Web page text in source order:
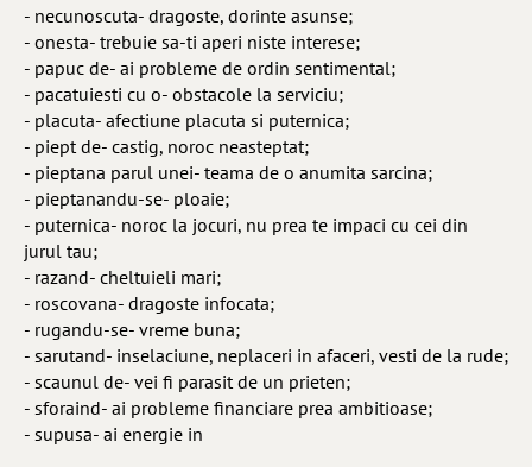
- necunoscuta- dragoste, dorinte asunse;
- onesta- trebuie sa-ti aperi niste interese;
- papuc de- ai probleme de ordin sentimental;
- pacatuiesti cu o- obstacole la serviciu;
- placuta- afectiune placuta si puternica;
- piept de- castig, noroc neasteptat;
- pieptana parul unei- teama de o anumita sarcina;
- pieptanandu-se- ploaie;
- puternica- noroc la jocuri, nu prea te impaci cu cei din
jurul tau;
- razand- cheltuieli mari;
- roscovana- dragoste infocata;
- rugandu-se- vreme buna;
- sarutand- inselaciune, neplaceri in afaceri, vesti de la rude;
- scaunul de- vei fi parasit de un prieten;
- sforaind- ai probleme financiare prea ambitioase;
- supusa- ai energie in